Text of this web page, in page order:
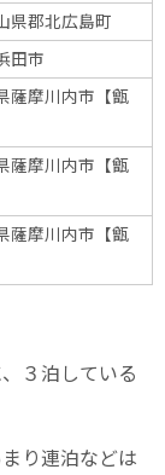
県郡北広島町
田市
薩摩川内市【甑
薩摩川内市【甑
薩摩川内市【甑
３泊している
り連泊などは